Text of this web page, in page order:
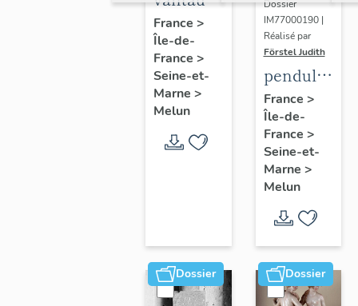
du
portail
central
France >
Île-de-
France >
Seine-et-
Marne >
Melun
Dossier
IM77000190 |
Réalisé par
Förstel Judith
pendule
et paire
de
chandeliers
assortis
France >
Île-de-
France >
Seine-et-
Marne >
Melun
Dossier Dossier